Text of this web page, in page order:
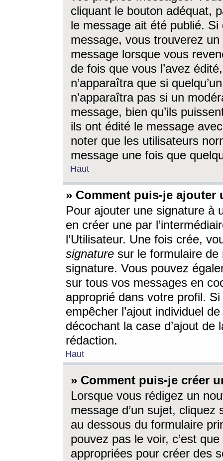
cliquant le bouton adéquat,
le message ait été publié. Si
message, vous trouverez
message lorsque vous
de fois que vous l’avez
n’apparaîtra que si
n’apparaîtra pas si un
message, bien qu’ils
ils ont édité le message
noter que les utilisateurs
message une fois que
Haut
» Comment puis-je ajouter
Pour ajouter une signature à
en créer une par
l’Utilisateur. Une fois crée,
signature sur le formulaire de
signature. Vous pouvez
sur tous vos messages en
approprié dans votre profil.
empêcher l’ajout individuel
décochant la case d’ajout
rédaction.
Haut
» Comment puis-je créer
Lorsque vous rédigez un
message d’un sujet, cliquez
au dessous du formulaire
pouvez pas le voir, c’est
appropriées pour créer des